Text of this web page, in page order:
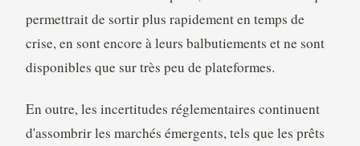
permettrait de sortir plus rapidement en temps de
crise, en sont encore à leurs balbutiements et ne sont
disponibles que sur très peu de plateformes.
En outre, les incertitudes réglementaires continuent
d'assombrir les marchés émergents, tels que les prêts